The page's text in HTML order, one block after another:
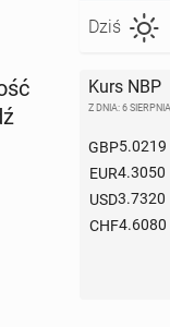
Dziś
Kurs NBP
Z DNIA: 6 SIERPNIA
GBP5.0219
EUR4.3050
USD3.7320
CHF4.6080